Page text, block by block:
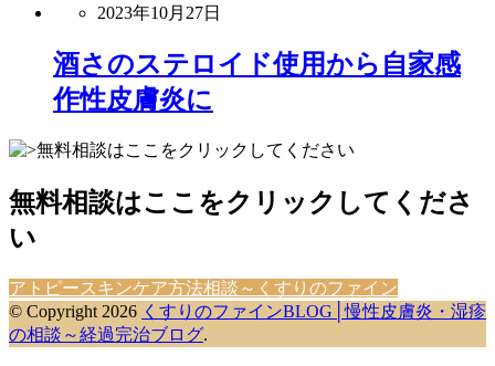
2023年10月27日
酒さのステロイド使用から自家感
作性皮膚炎に
無料相談はここをクリックしてくださ
い
アトピースキンケア方法相談～くすりのファイン
© Copyright 2026 くすりのファインBLOG│慢性皮膚炎・湿疹
の相談～経過完治ブログ.